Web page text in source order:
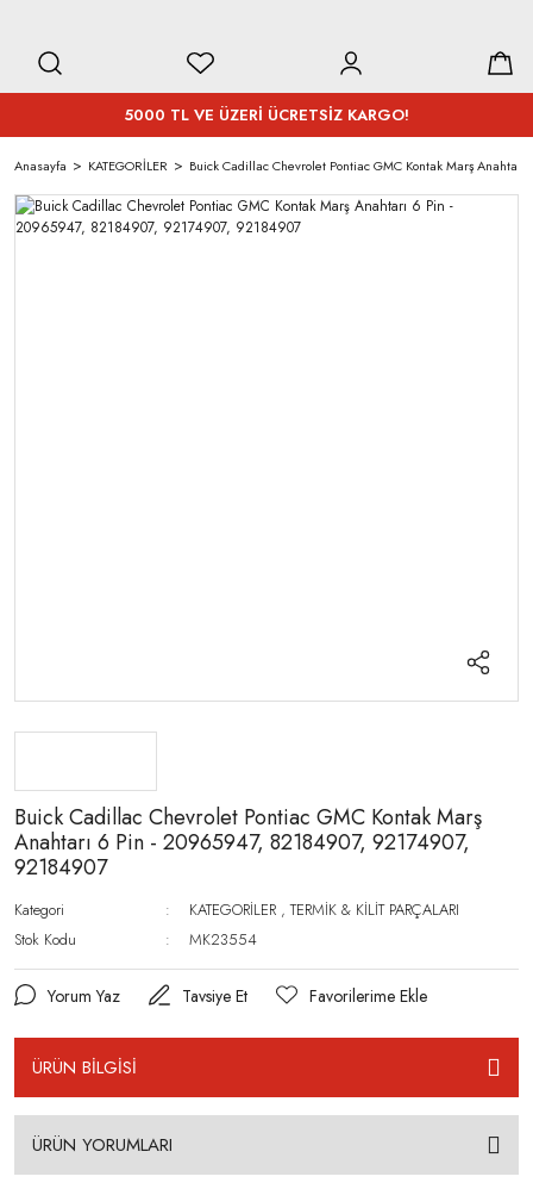
5000 TL VE ÜZERİ ÜCRETSİZ KARGO!
Anasayfa KATEGORİLER Buick Cadillac Chevrolet Pontiac GMC Kontak Marş
Buick Cadillac Chevrolet Pontiac GMC Kontak Marş
Anahtarı 6 Pin - 20965947, 82184907, 92174907,
92184907
Kategori KATEGORİLER ,TERMİK & KİLİT PARÇALARI
Stok Kodu
MK23554
Yorum Yaz Tavsiye Et
ÜRÜN BİLGİSİ
ÜRÜN YORUMLARI